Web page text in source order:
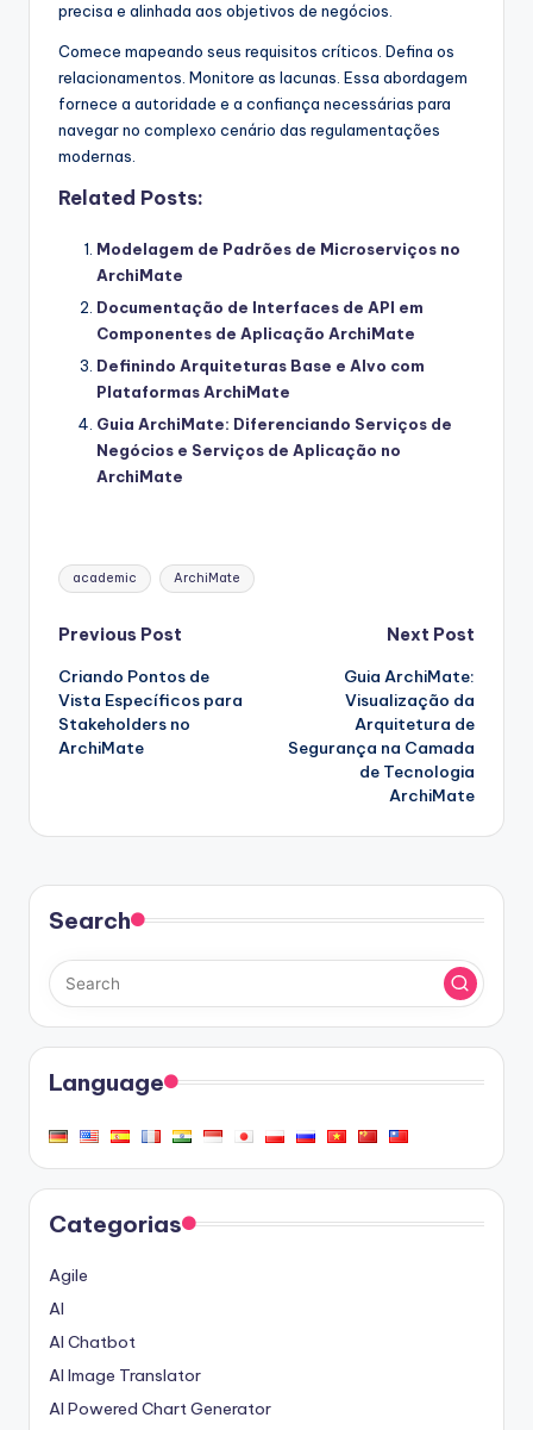
precisa e alinhada aos objetivos de negócios.
Comece mapeando seus requisitos críticos. Defina os
relacionamentos. Monitore as lacunas. Essa abordagem
fornece a autoridade e a confiança necessárias para
navegar no complexo cenário das regulamentações
modernas.
Related Posts:
Modelagem de Padrões de Microserviços no
ArchiMate
Documentação de Interfaces de API em
Componentes de Aplicação ArchiMate
Definindo Arquiteturas Base e Alvo com
Plataformas ArchiMate
Guia ArchiMate: Diferenciando Serviços de
Negócios e Serviços de Aplicação no
ArchiMate
Tags:
academic ArchiMate
Post
navigation
Previous Post
Criando Pontos de
Vista Específicos para
Stakeholders no
ArchiMate
Next Post
Guia ArchiMate:
Visualização da
Arquitetura de
Segurança na Camada
de Tecnologia
ArchiMate
Search
Language
Categorias
Agile
AI
AI Chatbot
AI Image Translator
AI Powered Chart Generator